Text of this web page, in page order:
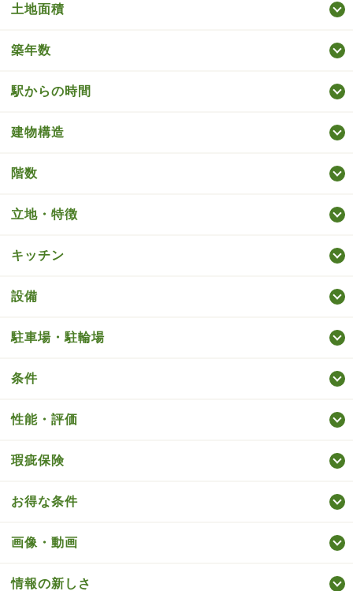
土地面積
築年数
駅からの時間
建物構造
階数
立地・特徴
キッチン
設備
駐車場・駐輪場
条件
性能・評価
瑕疵保険
お得な条件
画像・動画
情報の新しさ